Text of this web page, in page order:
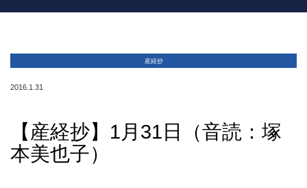
産経抄
2016.1.31
【産経抄】1月31日（音読：塚
本美也子）